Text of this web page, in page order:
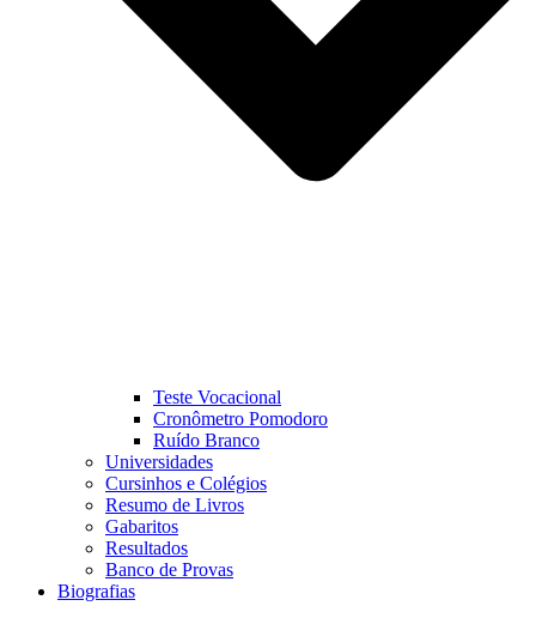
Teste Vocacional
Cronômetro Pomodoro
Ruído Branco
Universidades
Cursinhos e Colégios
Resumo de Livros
Gabaritos
Resultados
Banco de Provas
Biografias